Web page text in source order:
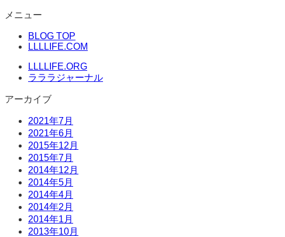
コ
キ
メニュー
BLOG TOP
LLLLIFE.COM
LLLLIFE.ORG
ラララジャーナル
アーカイブ
2021年7月
2021年6月
2015年12月
2015年7月
2014年12月
2014年5月
2014年4月
2014年2月
2014年1月
2013年10月